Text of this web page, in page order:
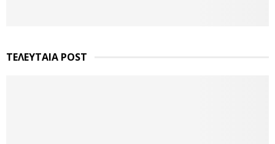
ΤΕΛΕΥΤΑΙΑ POST